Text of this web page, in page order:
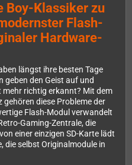
Boy-Klassiker zu
Flash-
Hardware-
längst ihre besten Tage
geben den Geist auf und
richtig erkannt? Mit dem
gehören diese Probleme der
Flash-Modul verwandelt
Gaming-Zentrale, die
einer einzigen SD-Karte lädt
die selbst Originalmodule in